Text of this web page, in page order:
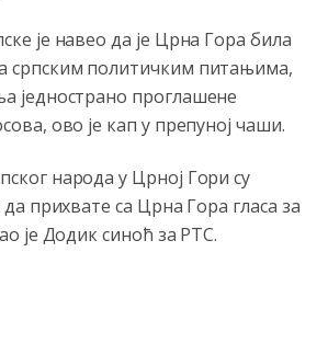
је навео да је Црна Гора била
српским политичким питањима,
једнострано проглашене
ово је кап у препуној чаши.
народа у Црној Гори су
прихвате са Црна Гора гласа за
је Додик синоћ за РТС.